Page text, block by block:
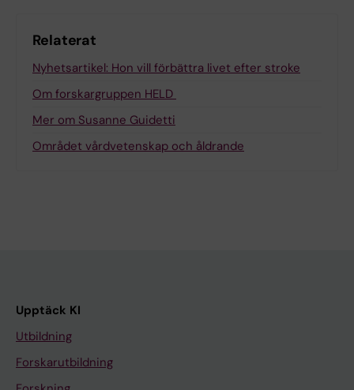
Relaterat
Nyhetsartikel: Hon vill förbättra livet efter stroke
Om forskargruppen HELD
Mer om Susanne Guidetti
Området vårdvetenskap och åldrande
Upptäck KI
Utbildning
Forskarutbildning